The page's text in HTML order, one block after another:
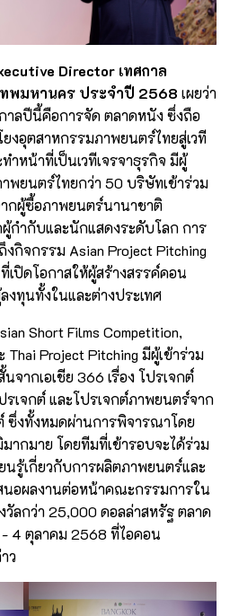
Director เทศกาล
พมหานคร ประจำปี 2568 เผยว่า
าลปีนี้คือการจัด ตลาดหนัง ซึ่งถือ
งอุตสาหกรรมภาพยนตร์ไทยสู่เวที
หน้าที่เป็นเวทีเจรจาธุรกิจ มีผู้
พยนตร์ไทยกว่า 50 บริษัทเข้าร่วม
กผู้ซื้อภาพยนตร์นานาชาติ
กำกับและนักแสดงระดับโลก การ
กิจกรรม Asian Project Pitching
เปิดโอกาสให้ผู้สร้างสรรค์คอน
งทุนทั้งในและต่างประเทศ
Short Films Competition,
Thai Project Pitching มีผู้เข้าร่วม
จากเอเชีย 366 เรื่อง โปรเจกต์
รเจกต์ และโปรเจกต์ภาพยนตร์จาก
ซึ่งทั้งหมดผ่านการพิจารณาโดย
กมาย โดยทีมที่เข้ารอบจะได้ร่วม
นรู้เกี่ยวกับการผลิตภาพยนตร์และ
อผลงานต่อหน้าคณะกรรมการใน
วัลกว่า 25,000 ดอลล่าสหรัฐ ตลาด
4 ตุลาคม 2568 ที่ไอคอน
ว